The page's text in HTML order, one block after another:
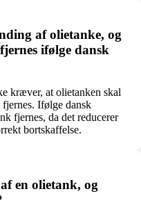
af olietanke, og
ifølge dansk
kræver, at olietanken skal
Ifølge dansk
fjernes, da det reducerer
bortskaffelse.
en olietank, og